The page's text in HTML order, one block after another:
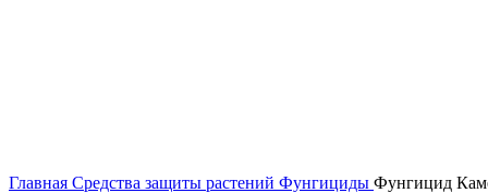
Главная Средства защиты растений Фунгициды Фунгицид